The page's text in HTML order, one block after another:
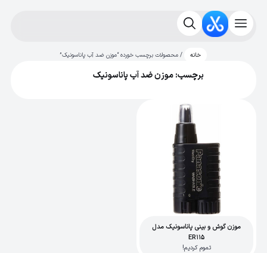
خانه / محصولات برچسب خورده “موزن ضد آب پاناسونیک”
برچسب: موزن ضد آب پاناسونیک
موزن گوش و بینی پاناسونیک مدل
ER115
تموم کردیم!